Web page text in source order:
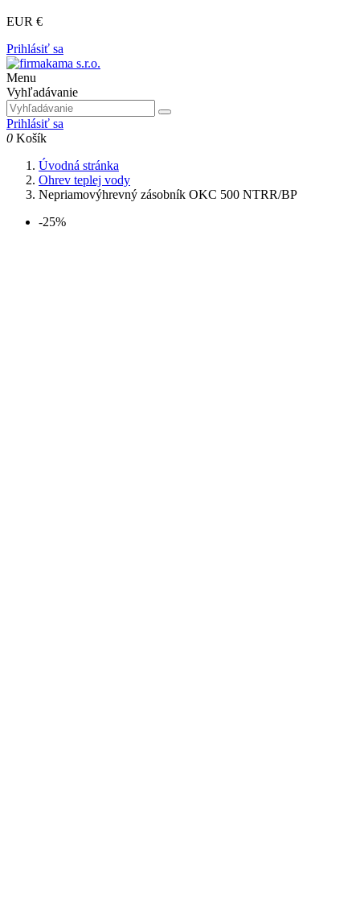
EUR €
Prihlásiť sa
Menu
Vyhľadávanie
Prihlásiť sa
0 Košík
Úvodná stránka
Ohrev teplej vody
Nepriamovýhrevný zásobník OKC 500 NTRR/BP
-25%